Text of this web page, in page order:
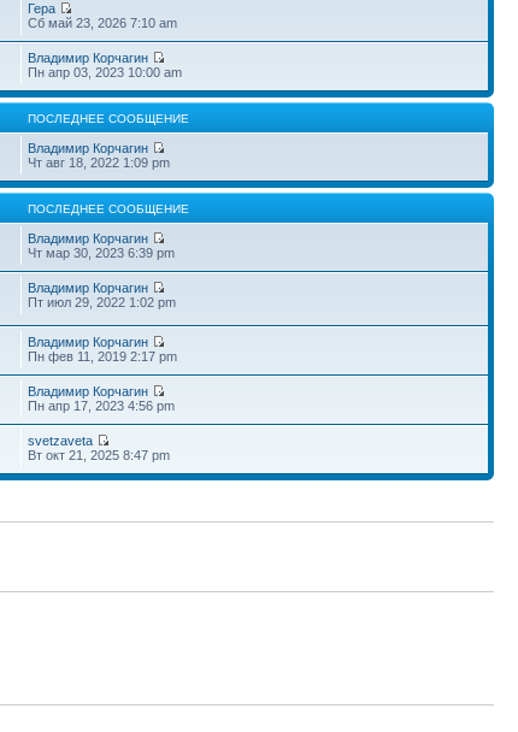
Гера
Сб май 23, 2026 7:10 am
Владимир Корчагин
Пн апр 03, 2023 10:00 am
ПОСЛЕДНЕЕ СООБЩЕНИЕ
Владимир Корчагин
Чт авг 18, 2022 1:09 pm
ПОСЛЕДНЕЕ СООБЩЕНИЕ
Владимир Корчагин
Чт мар 30, 2023 6:39 pm
Владимир Корчагин
Пт июл 29, 2022 1:02 pm
Владимир Корчагин
Пн фев 11, 2019 2:17 pm
Владимир Корчагин
Пн апр 17, 2023 4:56 pm
svetzaveta
Вт окт 21, 2025 8:47 pm